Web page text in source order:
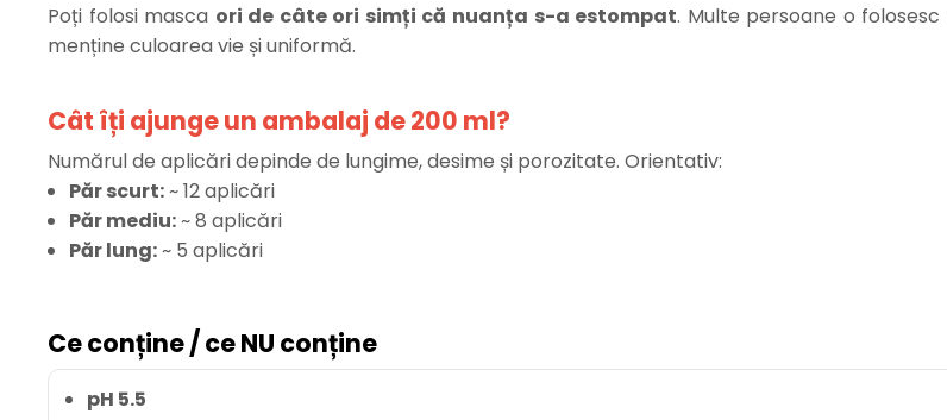
Poți folosi masca ori de câte ori simți că nuanța s-a estompat. Multe persoane o folosesc
menține culoarea vie și uniformă.
Cât îți ajunge un ambalaj de 200 ml?
Numărul de aplicări depinde de lungime, desime și porozitate. Orientativ:
Păr scurt:~ 12 aplicări
Păr mediu:~ 8 aplicări
Păr lung:~ 5 aplicări
Ce conține / ce NU conține
pH 5.5